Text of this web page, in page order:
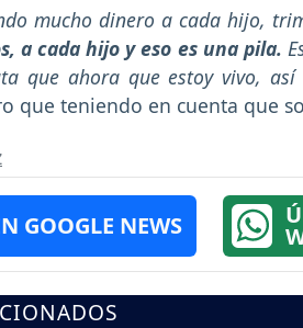
mucho dinero a cada hijo,
a cada hijo y eso es una pila.
que ahora que estoy vivo, así
que teniendo en cuenta que
GOOGLE NEWS